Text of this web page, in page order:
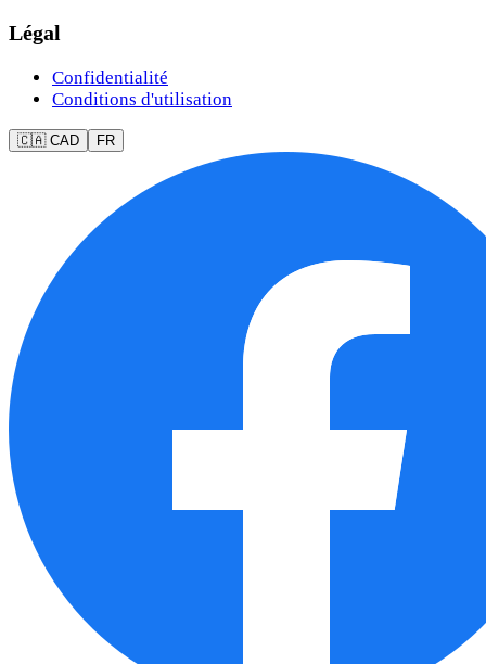
Légal
Confidentialité
Conditions d'utilisation
🇨🇦 CAD FR